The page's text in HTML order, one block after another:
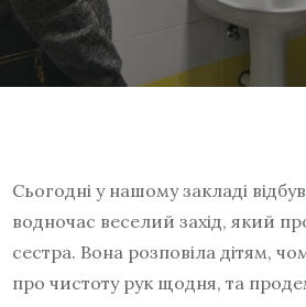
Сьогодні у нашому закладі
водночас веселий захід, який
сестра. Вона розповіла дітям,
про чистоту рук щодня, та